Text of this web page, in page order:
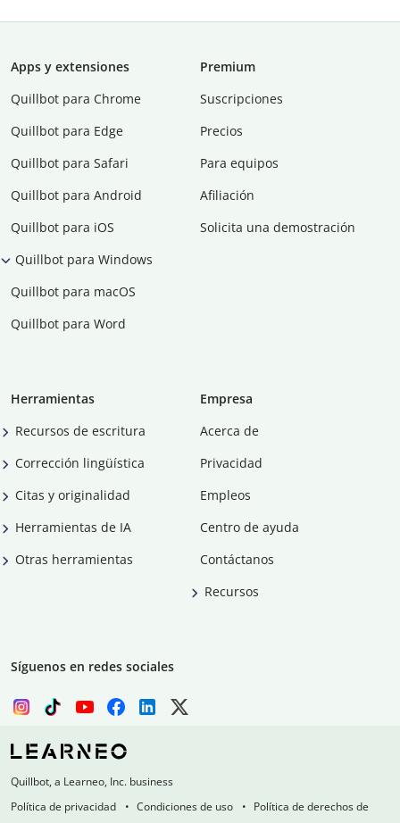
Apps y extensiones
Quillbot para Chrome
Quillbot para Edge
Quillbot para Safari
Quillbot para Android
Quillbot para iOS
Quillbot para Windows
Quillbot para macOS
Quillbot para Word
Premium
Suscripciones
Precios
Para equipos
Afiliación
Solicita una demostración
Herramientas
Recursos de escritura
Corrección lingüística
Citas y originalidad
Herramientas de IA
Otras herramientas
Empresa
Acerca de
Privacidad
Empleos
Centro de ayuda
Contáctanos
Recursos
Síguenos en redes sociales
Quillbot, a Learneo, Inc. business
Política de privacidad
Condiciones de uso
Política de derechos de